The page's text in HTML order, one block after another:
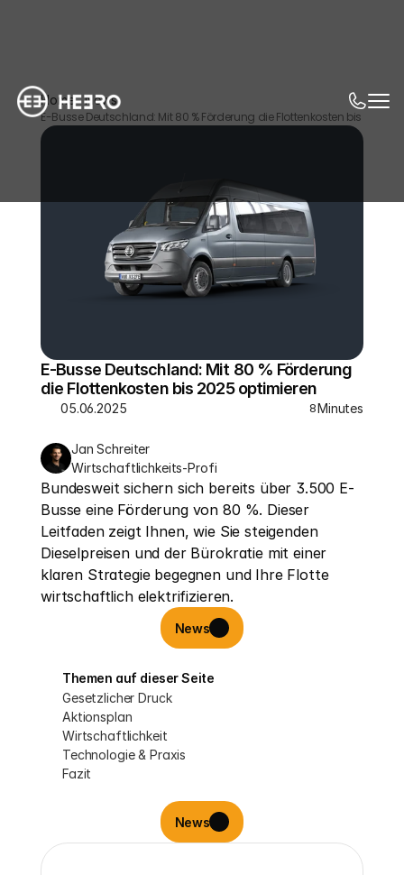
Home News
E-Busse Deutschland: Mit 80 % Förderung die Flottenkosten bis 2025
E-Busse Deutschland: Mit 80 % Förderung
die Flottenkosten bis 2025 optimieren
05.06.2025 8Minutes
Jan Schreiter
Wirtschaftlichkeits-Profi
Bundesweit sichern sich bereits über 3.500 E-
Busse eine Förderung von 80 %. Dieser
Leitfaden zeigt Ihnen, wie Sie steigenden
Dieselpreisen und der Bürokratie mit einer
klaren Strategie begegnen und Ihre Flotte
wirtschaftlich elektrifizieren.
News
Themen auf dieser Seite
Gesetzlicher Druck
Aktionsplan
Wirtschaftlichkeit
Technologie & Praxis
Fazit
News